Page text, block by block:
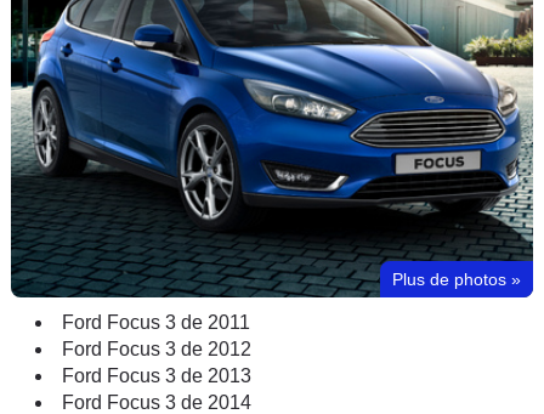
Plus de photos »
Ford Focus 3 de 2011
Ford Focus 3 de 2012
Ford Focus 3 de 2013
Ford Focus 3 de 2014